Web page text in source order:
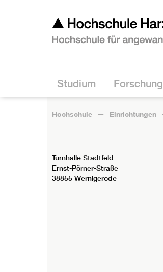
Studium Forschung
Hochschule Einrichtungen
Turnhalle Stadtfeld
Ernst-Pörner-Straße
38855 Wernigerode